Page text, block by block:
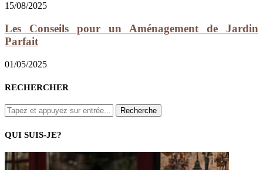
15/08/2025
Les Conseils pour un Aménagement de Jardin
Parfait
01/05/2025
RECHERCHER
QUI SUIS-JE?